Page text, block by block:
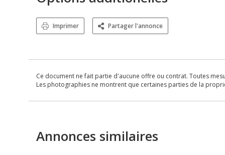
Imprimer Partager l'annonce
Ce document ne fait partie d'aucune offre ou contrat. Toutes
Les photographies ne montrent que certaines parties de la
Annonces similaires